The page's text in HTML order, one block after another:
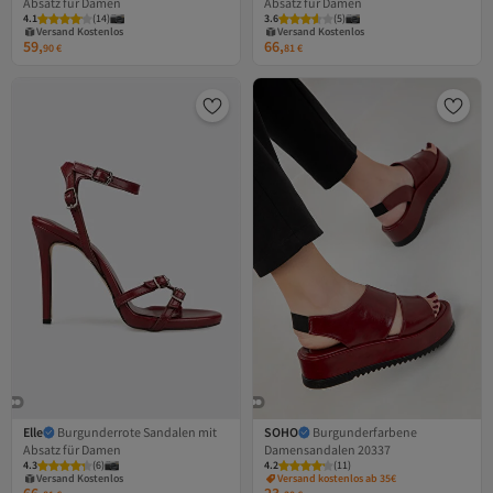
4.1 (14)
Versand Kostenlos
Gratis Versand
Versand Kostenlos
59,90€
3.6 (5)
Versand Kostenlos
Gratis Versand
Versand Kostenlos
66,81€
Elle
Burgunderrote Sandalen mit
Absatz für Damen
4.3 (6)
Versand Kostenlos
Gratis Versand
Versand Kostenlos
SOHO
Burgunderfarbene
Damensandalen 20337
4.2 (11)
Versand kostenlos ab 35€